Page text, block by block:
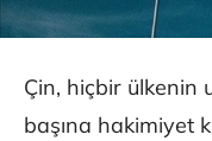
Çin, hiçbir ülkenin
başına hakimiyet